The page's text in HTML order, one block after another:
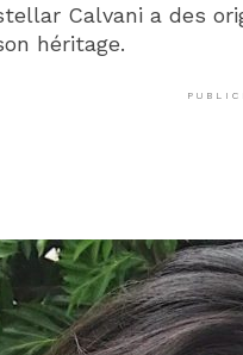
Calvani a des
héritage.